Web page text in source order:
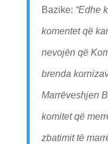
Bazike: “Edhe
komentet që
nevojën që
brenda
Marrëveshjen
komitet që
zbatimit të